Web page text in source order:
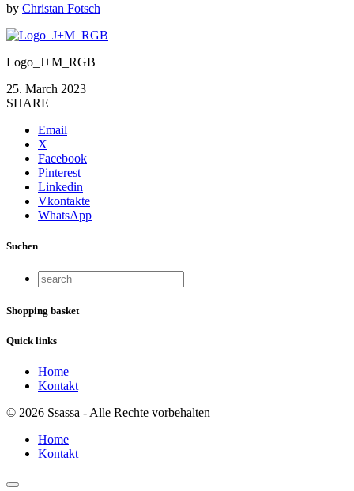
by Christan Fotsch
Logo_J+M_RGB
25. March 2023
SHARE
Email
X
Facebook
Pinterest
Linkedin
Vkontakte
WhatsApp
Suchen
Shopping basket
Quick links
Home
Kontakt
© 2026 Ssassa - Alle Rechte vorbehalten
Home
Kontakt